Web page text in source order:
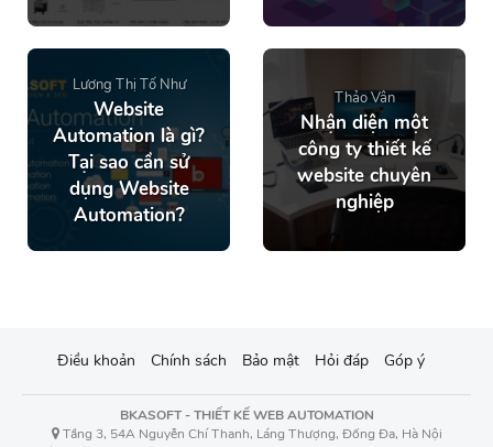
Lương Thị Tố Như
Website
Automation là gì?
Tại sao cần sử
dụng Website
Automation?
Thảo Vân
Nhận diện một
công ty thiết kế
website chuyên
nghiệp
Điều khoản Chính sách Bảo mật Hỏi đáp Góp ý
BKASOFT - THIẾT KẾ WEB AUTOMATION
Tầng 3, 54A Nguyễn Chí Thanh, Láng Thượng, Đống Đa, Hà Nội